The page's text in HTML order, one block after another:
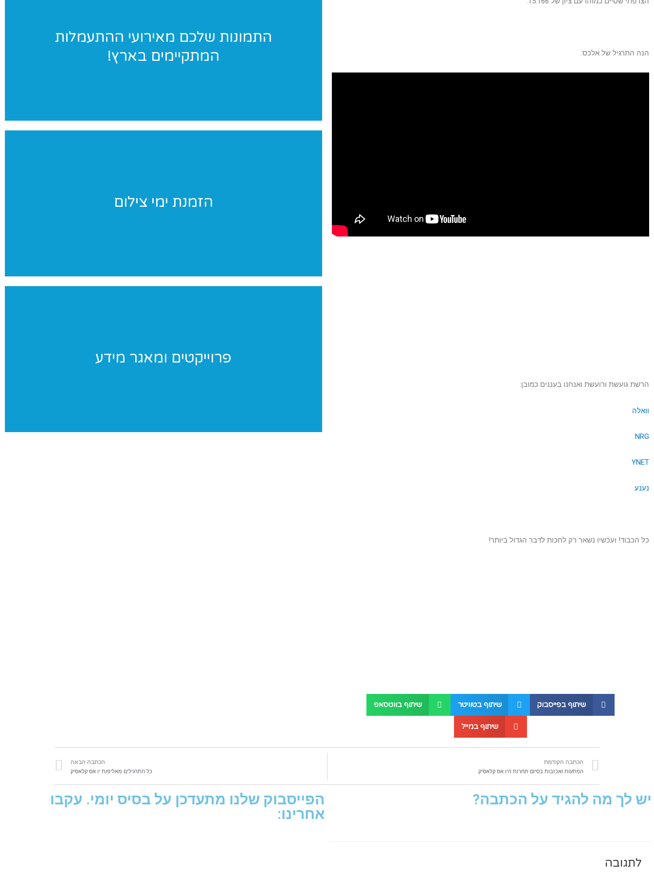
הנה התרגיל של אלכס:
הרשת גועשת ורועשת ואנחנו בעננים כמובן:
וואלה
NRG
YNET
נענע
כל הכבוד! ועכשיו נשאר רק לחכות לדבר הגדול ביותר!
שיתוף בפייסבוק שיתוף בטוויטר שיתוף בווטסאפ
שיתוף במייל
התמונות שלכם מאירועי ההתעמלות
המתקיימים בארץ!
ג׳ימאניה בתמונות
אנחנו מגיעים לצלם במגוון אירועי התעמלות בארץ. לחצו לאתר הגלריות שלנו
הזמנת ימי צילום
יש לכם תחרות? הופעה? מעוניינים בצילומי סטודיו לנבחרת שלכם? אנחנו נבוא אליכם ליום
פרוייקטים ומאגר מידע
פרוייקטים מיוחדים שאנו מבצעים ומאגר מידע בנושאי התעמלות
הכתבה הקודמת
הפתעות ואכזבות בסיום תחרות היו אס קלאסיק
הכתבה הבאה
כל התרגילים מאליפות יו אס קלאסיק
יש לך מה להגיד על הכתבה?
לתגובה
הפייסבוק שלנו מתעדכן על בסיס יומי. עקבו
אחרינו: